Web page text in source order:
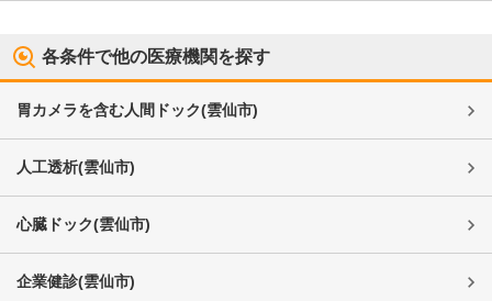
各条件で他の医療機関を探す
胃カメラを含む人間ドック(雲仙市)
人工透析(雲仙市)
心臓ドック(雲仙市)
企業健診(雲仙市)